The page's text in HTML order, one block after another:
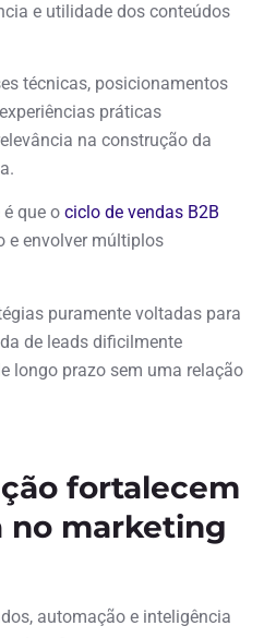
e utilidade dos conteúdos
técnicas, posicionamentos
práticas
na construção da
que o ciclo de vendas B2B
e envolver múltiplos
puramente voltadas para
de leads dificilmente
longo prazo sem uma relação
fortalecem
no marketing
automação e inteligência